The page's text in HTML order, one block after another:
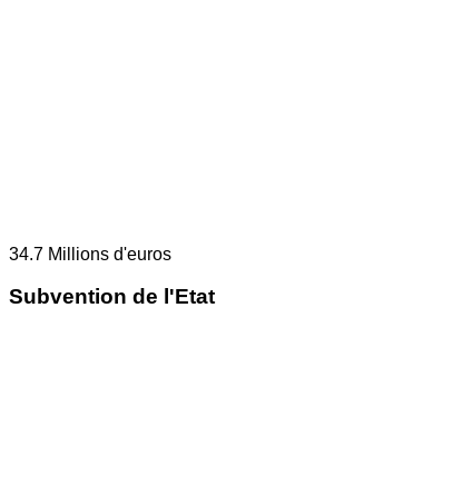
34.7 Millions d'euros
Subvention de l'Etat